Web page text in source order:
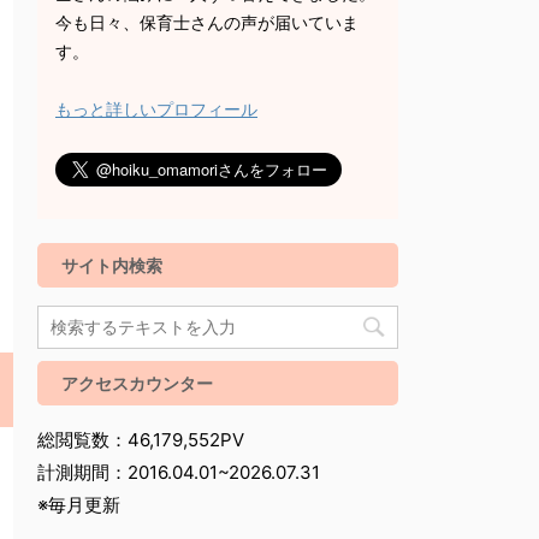
今も日々、保育士さんの声が届いていま
す。
もっと詳しいプロフィール
サイト内検索
アクセスカウンター
総閲覧数：46,179,552PV
計測期間：2016.04.01~2026.07.31
※毎月更新